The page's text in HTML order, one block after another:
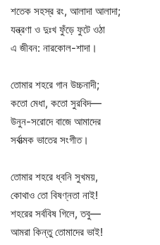
শতেক সহস্র রং, আলাদা আলাদা;
যন্ত্রণা ও দুঃখ ফুঁড়ে ফুটে ওঠা
এ জীবন: নারকোল-শাদা।
তোমার শহরে গান উচ্চনাদী;
কতো মেধা, কতো সুরবিদ—
উনুন-সরোদে বাজে আমাদের
সর্বাত্মক ভাতের সংগীত।
তোমার শহরে ধ্বনি সুখময়,
কোথাও তো বিষণ্নতা নাই!
শহরের সর্ববিষ গিলে, তবু—
আমরা কিন্তু তোমাদের ভাই!